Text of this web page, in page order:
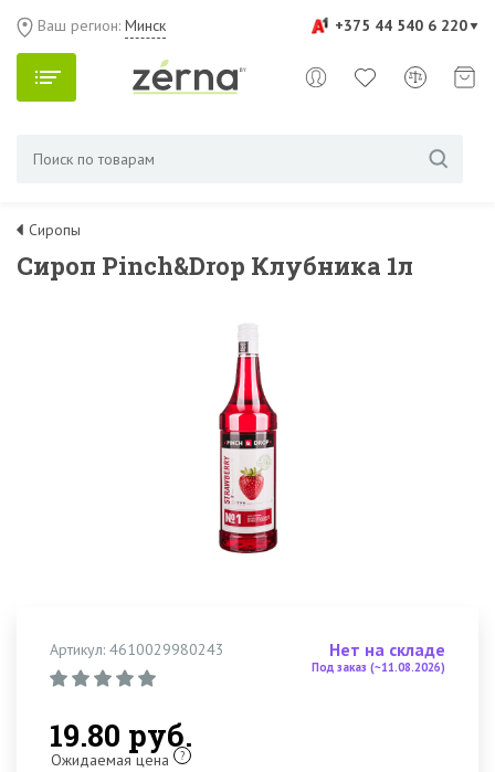
+375 44 540 6 220
Ваш регион: Минск
Сиропы
Сироп Pinch&Drop Клубника 1л
Артикул: 4610029980243 Нет на складе
Под заказ (~11.08.2026)
19.80 руб.
Ожидаемая цена ?